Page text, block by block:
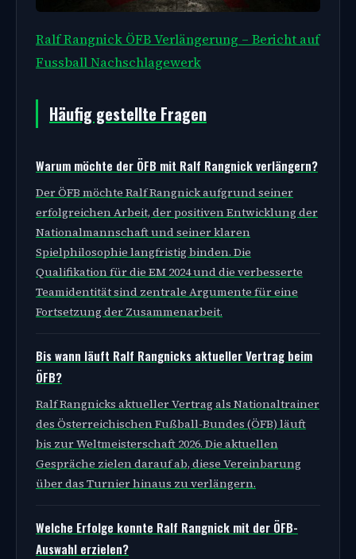
Ralf Rangnick ÖFB Verlängerung – Bericht auf
Fussball Nachschlagewerk
Häufig gestellte Fragen
Warum möchte der ÖFB mit Ralf Rangnick verlängern?
Der ÖFB möchte Ralf Rangnick aufgrund seiner
erfolgreichen Arbeit, der positiven Entwicklung der
Nationalmannschaft und seiner klaren
Spielphilosophie langfristig binden. Die
Qualifikation für die EM 2024 und die verbesserte
Teamidentität sind zentrale Argumente für eine
Fortsetzung der Zusammenarbeit.
Bis wann läuft Ralf Rangnicks aktueller Vertrag beim
ÖFB?
Ralf Rangnicks aktueller Vertrag als Nationaltrainer
des Österreichischen Fußball-Bundes (ÖFB) läuft
bis zur Weltmeisterschaft 2026. Die aktuellen
Gespräche zielen darauf ab, diese Vereinbarung
über das Turnier hinaus zu verlängern.
Welche Erfolge konnte Ralf Rangnick mit der ÖFB-
Auswahl erzielen?